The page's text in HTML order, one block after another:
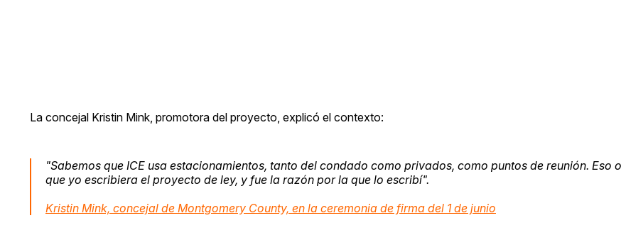
La concejal Kristin Mink, promotora del proyecto, explicó el contexto:
"Sabemos que ICE usa estacionamientos, tanto del condado como privados, como puntos de reunión. Eso
que yo escribiera el proyecto de ley, y fue la razón por la que lo escribí".
Kristin Mink, concejal de Montgomery County, en la ceremonia de firma del 1 de junio